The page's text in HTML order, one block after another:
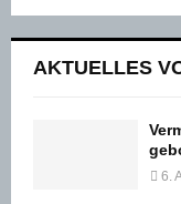
AKTUELLES
6.